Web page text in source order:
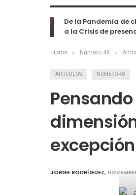
De la Pandemia de clase
a la Crisis de presencia:
entretenimiento
Home Número 48
ARTÍCULOS NÚMERO 48
excepción
JORGE RODRÍGUEZ,